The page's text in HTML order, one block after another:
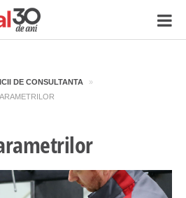
DE CONSULTANTA
»